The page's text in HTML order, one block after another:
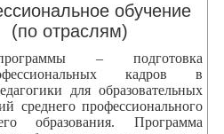
обучение
(по отраслям)
– подготовка
кадров в
для образовательных
среднего профессионального
образования. Программа